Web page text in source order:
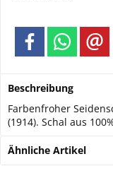
Beschreibung
Farbenfroher
(1914). Schal aus
Ähnliche Artikel